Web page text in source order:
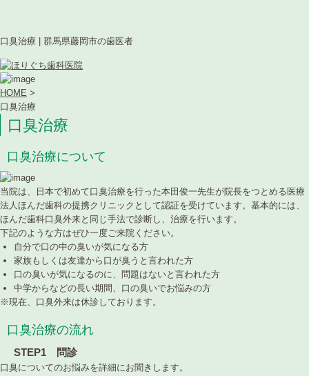
口臭治療 | 群馬県藤岡市の歯医者
HOME >
口臭治療
口臭治療
口臭治療について
当院は、日本で初めて口臭治療を行った本田俊一先生が院長をつとめる医療
法人ほんだ歯科の提携クリニックとして認証を受けています。基本的には、
ほんだ歯科口臭外来と同じ手法で診断し、治療を行います。
下記のような方はぜひ一度ご来院ください。
自分で口の中の臭いが気になる方
家族もしくは友達から口が臭うと言われた方
口の臭いが気になるのに、問題はないと言われた方
中学からなどの長い期間、口の臭いでお悩みの方
※現在、口臭外来は休診しております。
口臭治療の流れ
STEP1 問診
口臭についてのお悩みを詳細にお聞きします。